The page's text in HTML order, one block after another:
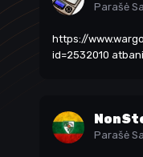
Parašė
https://
id=2532010
Parašė